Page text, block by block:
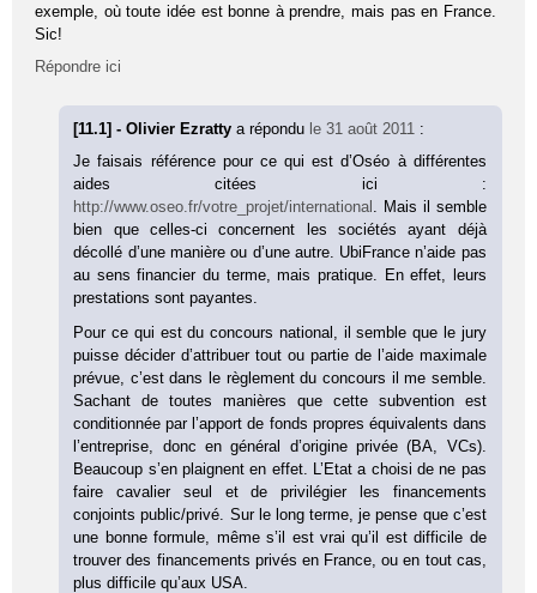
exemple, où toute idée est bonne à prendre, mais pas en France.
Sic!
Répondre ici
[11.1] - Olivier Ezrattya répondu le 31 août 2011 :
Je faisais référence pour ce qui est d’Oséo à différentes
aides citées ici :
http://www.oseo.fr/votre_projet/international
. Mais il semble
bien que celles-ci concernent les sociétés ayant déjà
décollé d’une manière ou d’une autre. UbiFrance n’aide pas
au sens financier du terme, mais pratique. En effet, leurs
prestations sont payantes.
Pour ce qui est du concours national, il semble que le jury
puisse décider d’attribuer tout ou partie de l’aide maximale
prévue, c’est dans le règlement du concours il me semble.
Sachant de toutes manières que cette subvention est
conditionnée par l’apport de fonds propres équivalents dans
l’entreprise, donc en général d’origine privée (BA, VCs).
Beaucoup s’en plaignent en effet. L’Etat a choisi de ne pas
faire cavalier seul et de privilégier les financements
conjoints public/privé. Sur le long terme, je pense que c’est
une bonne formule, même s’il est vrai qu’il est difficile de
trouver des financements privés en France, ou en tout cas,
plus difficile qu’aux USA.